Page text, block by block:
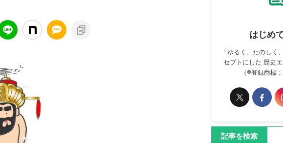
はじめ
「ゆるく、たのしく
セプトにした 歴史
（®登録商標
記事を検索